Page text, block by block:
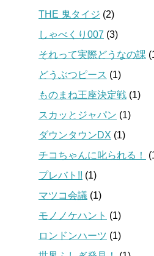
THE 鬼タイジ (2)
しゃべくり007 (3)
それって実際どうなの課
どうぶつピース (1)
ものまね王座決定戦 (1)
スカッとジャパン (1)
ダウンタウンDX (1)
チコちゃんに叱られる！
プレバト!! (1)
マツコ会議 (1)
モノノケハント (1)
ロンドンハーツ (1)